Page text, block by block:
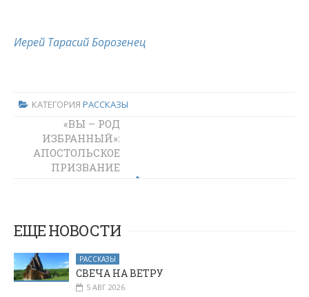
Иерей Тарасий Борозенец
КАТЕГОРИЯ РАССКАЗЫ
ЧЕРЕЗ
ОЖИДАНИЕ
РЕБЕНКА – К
ВЕРЕ В БОГА
«ВЫ – РОД
ИЗБРАННЫЙ»:
АПОСТОЛЬСКОЕ
ПРИЗВАНИЕ
БЫТЬ СВЕТОМ
СРЕДИ ЛЮДЕЙ
ЕЩЕ НОВОСТИ
РАССКАЗЫ
СВЕЧА НА ВЕТРУ
5 АВГ 2026